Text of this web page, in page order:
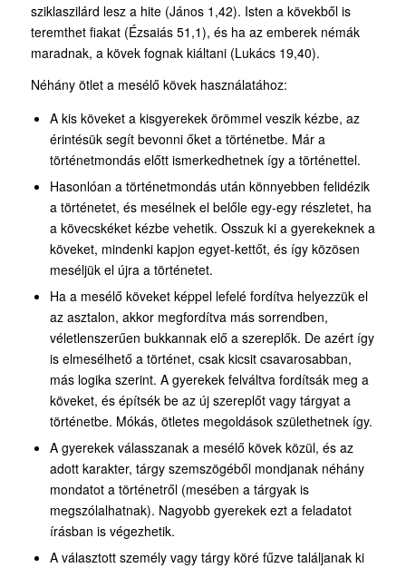
sziklaszilárd lesz a hite (János 1,42). Isten a kövekből is
teremthet fiakat (Ézsaiás 51,1), és ha az emberek némák
maradnak, a kövek fognak kiáltani (Lukács 19,40).
Néhány ötlet a mesélő kövek használatához:
A kis köveket a kisgyerekek örömmel veszik kézbe, az
érintésük segít bevonni őket a történetbe. Már a
történetmondás előtt ismerkedhetnek így a történettel.
Hasonlóan a történetmondás után könnyebben felidézik
a történetet, és mesélnek el belőle egy-egy részletet, ha
a kövecskéket kézbe vehetik. Osszuk ki a gyerekeknek a
köveket, mindenki kapjon egyet-kettőt, és így közösen
meséljük el újra a történetet.
Ha a mesélő köveket képpel lefelé fordítva helyezzük el
az asztalon, akkor megfordítva más sorrendben,
véletlenszerűen bukkannak elő a szereplők. De azért így
is elmesélhető a történet, csak kicsit csavarosabban,
más logika szerint. A gyerekek felváltva fordítsák meg a
köveket, és építsék be az új szereplőt vagy tárgyat a
történetbe. Mókás, ötletes megoldások születhetnek így.
A gyerekek válasszanak a mesélő kövek közül, és az
adott karakter, tárgy szemszögéből mondjanak néhány
mondatot a történetről (mesében a tárgyak is
megszólalhatnak). Nagyobb gyerekek ezt a feladatot
írásban is végezhetik.
A választott személy vagy tárgy köré fűzve találjanak ki